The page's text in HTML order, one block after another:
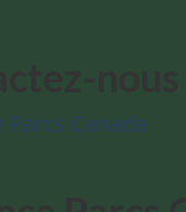
Parcs Canada